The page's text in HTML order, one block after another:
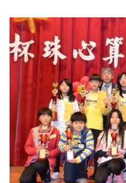
委員會有多位成員、老師長期
值得嘉許。 會中除報告珠算委員會103年度珠算推廣工作外，也通
過104年度各項重點工作，包